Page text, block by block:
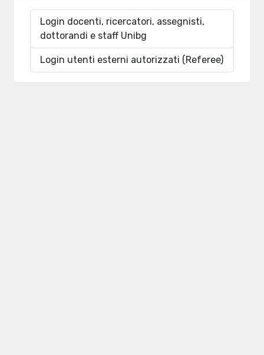
Login docenti, ricercatori, assegnisti,
dottorandi e staff Unibg
Login utenti esterni autorizzati (Referee)